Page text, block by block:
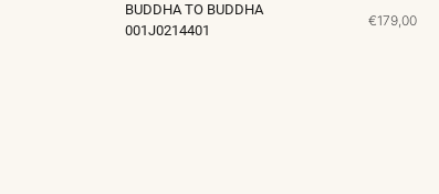
BUDDHA TO BUDDHA
001J0214401
€179,00